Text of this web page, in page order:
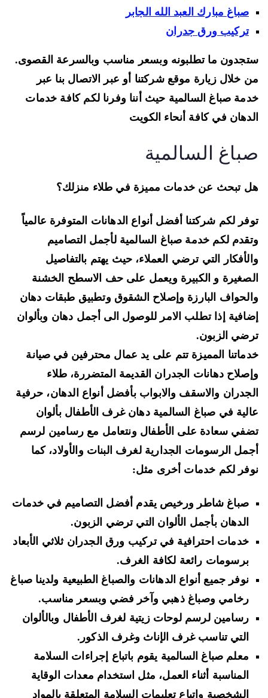
صباغ مبارك العبد الله الجابر
تركيب ورق جدران
ما تطلبونه وبسعر مناسب وبالسرعة القصوى.
خلال زيارة موقع شركتنا أو عبر الاتصال بنا عبر
صباغ السالمية حيث أننا وفرنا لكم كافة خدمات
في كافة أنحاء الكويت
السالمية
تبحث عن خدمات مميزة في طلاء منزلك؟
لكم شركتنا أفضل أنواع الدهانات المتوفرة عالمياً
لكم خدمة صباغ السالمية لأجمل التصاميم
التي ترضي العملاء، حيث يهتم بالتفاصيل
و الكبيرة ويعمل على حف الاسطح الخشنة
البارزة وإصلاح الشقوق وتطبيق طبقات دهان
إذا تطلب الامر للوصول الى أجمل دهان وبألوان
الزبون.
المميزة تتم على يد عمال محترفين في صيانة
دهانات الجدران القديمة المتضررة، طلاء
والاسقف والابواب بأفضل أنواع الدهان، حرفية
في صباغ السالمية دهان غرف الأطفال بألوان
سعادة على الأطفال ونتعامل مع رسامين لرسم
الرسومات الجدارية لغرف البنات والأولاد، كما
لكم خدمات أخرى مثل:
صباغ شاطر ورخيص يقدم أفضل التصاميم في خدمات
الدهان بأجمل الألوان التي ترضي الزبون.
خدمات احترافية في تركيب ورق الجدران ثلاثي الأبعاد
برسومات رائعة لكافة الغرف.
نوفر جميع أنواع الدهانات والصباغ الطبيعية ولدينا صباغ
رخامي وصباغ ذهبي وآخر فضي وبسعر مناسب.
رسامين لرسم لوحات زيتية لغرف الأطفال وبالألوان
التي تناسب غرف الإناث وغرف الذكور.
معلم صباغ السالمية يقوم باتباع إجراءات السلامة
المناسبة أثناء العمل، مثل استخدام معدات الوقاية
الشخصية واتباع تعليمات السلامة المتعلقة بالمواد